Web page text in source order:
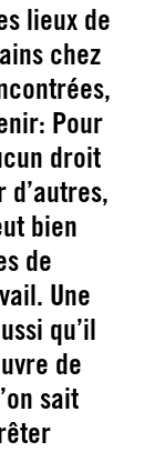
lieux de
chez
Pour
droit
d’autres,
bien
de
Une
qu’il
de
sait